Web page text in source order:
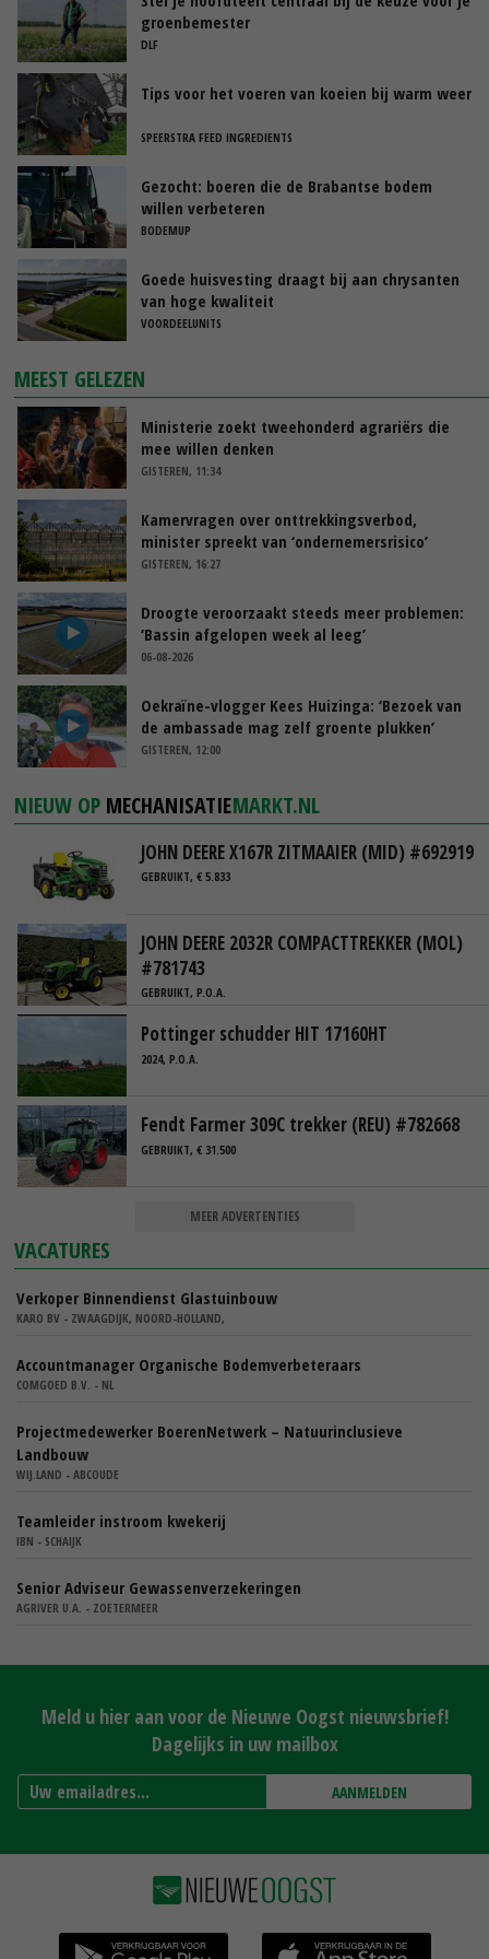
groenbemester
DLF
Tips voor het voeren van koeien bij warm weer
SPEERSTRA FEED INGREDIENTS
Gezocht: boeren die de Brabantse bodem
willen verbeteren
BODEMUP
Goede huisvesting draagt bij aan chrysanten
van hoge kwaliteit
VOORDEELUNITS
MEEST GELEZEN
Ministerie zoekt tweehonderd agrariërs die
mee willen denken
GISTEREN, 11:34
Kamervragen over onttrekkingsverbod,
minister spreekt van ‘ondernemersrisico’
GISTEREN, 16:27
Droogte veroorzaakt steeds meer problemen:
‘Bassin afgelopen week al leeg’
06-08-2026
Oekraïne-vlogger Kees Huizinga: ‘Bezoek van
de ambassade mag zelf groente plukken’
GISTEREN, 12:00
NIEUW OP MECHANISATIEMARKT.NL
JOHN DEERE X167R ZITMAAIER (MID) #692919
GEBRUIKT, € 5.833
JOHN DEERE 2032R COMPACTTREKKER (MOL)
#781743
GEBRUIKT, P.O.A.
Pottinger schudder HIT 17160HT
2024, P.O.A.
Fendt Farmer 309C trekker (REU) #782668
GEBRUIKT, € 31.500
MEER ADVERTENTIES
VACATURES
Verkoper Binnendienst Glastuinbouw
KARO BV - ZWAAGDIJK, NOORD-HOLLAND,
Accountmanager Organische Bodemverbeteraars
COMGOED B.V. - NL
Projectmedewerker BoerenNetwerk – Natuurinclusieve
Landbouw
WIJ.LAND - ABCOUDE
Teamleider instroom kwekerij
IBN - SCHAIJK
Senior Adviseur Gewassenverzekeringen
AGRIVER U.A. - ZOETERMEER
Meld u hier aan voor de Nieuwe Oogst nieuwsbrief!
Dagelijks in uw mailbox
AANMELDEN